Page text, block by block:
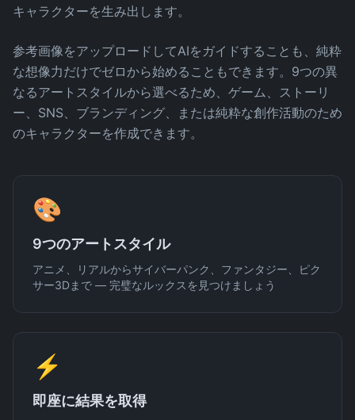
キャラクターを生み出します。
参考画像をアップロードしてAIをガイドすることも、純粋
な想像力だけでゼロから始めることもできます。9つの異
なるアートスタイルから選べるため、ゲーム、ストーリ
ー、SNS、ブランディング、または純粋な創作活動のため
のキャラクターを作成できます。
🎨
9つのアートスタイル
アニメ、リアルからサイバーパンク、ファンタジー、ピク
サー3Dまで — 完璧なルックスを見つけましょう
⚡
即座に結果を取得